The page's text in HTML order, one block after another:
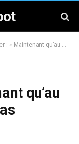
qu’au PSG il y a des cailleras comme… »
qu’au